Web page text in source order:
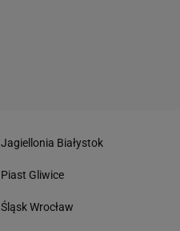
Jagiellonia Białystok
Piast Gliwice
Śląsk Wrocław